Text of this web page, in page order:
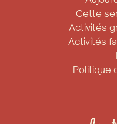
Cette
Activités
Activités
Politique